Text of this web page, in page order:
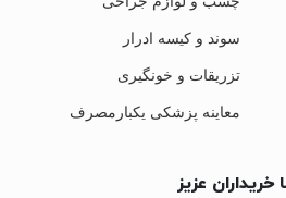
سوند و کیسه ادرار
تزریقات و خونگیری
معاینه پزشکی یکبارمصرف
عزیز